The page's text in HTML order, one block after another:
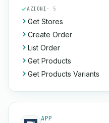
AZIONI · 5
Get Stores
Create Order
List Order
Get Products
Get Products Variants
APP